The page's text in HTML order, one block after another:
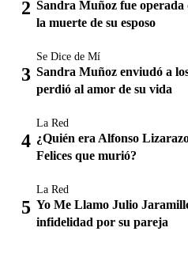
Sandra Muñoz fue
la muerte de su esposo
Se Dice de Mí
Sandra Muñoz enviudó a
perdió al amor de su vida
La Red
¿Quién era Alfonso
Felices que murió?
La Red
Yo Me Llamo Julio
infidelidad por su pareja